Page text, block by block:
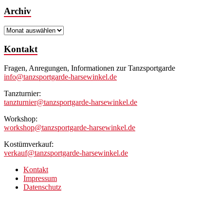
Archiv
Archiv
Kontakt
Fragen, Anregungen, Informationen zur Tanzsportgarde
info@tanzsportgarde-harsewinkel.de
Tanzturnier:
tanzturnier@tanzsportgarde-harsewinkel.de
Workshop:
workshop@tanzsportgarde-harsewinkel.de
Kostümverkauf:
verkauf@tanzsportgarde-harsewinkel.de
Kontakt
Impressum
Datenschutz